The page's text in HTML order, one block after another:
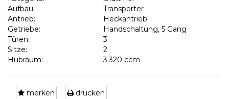
Aufbau:
Transporter
Antrieb:
Heckantrieb
Getriebe:
Handschaltung, 5 Gang
Türen:
3
Sitze:
2
Hubraum:
3.320 ccm
merken drucken